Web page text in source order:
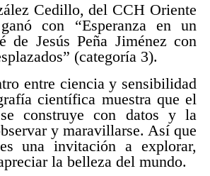
Cedillo, del CCH Oriente
con “Esperanza en un
de Jesús Peña Jiménez con
(categoría 3).
entre ciencia y sensibilidad
científica muestra que el
construye con datos y la
y maravillarse. Así que
una invitación a explorar,
la belleza del mundo.